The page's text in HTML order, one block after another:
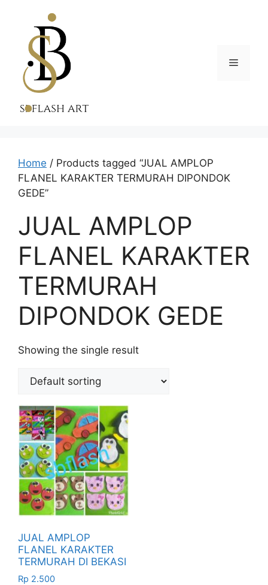
content
Menu
Home / Products tagged “JUAL AMPLOP
FLANEL KARAKTER TERMURAH DIPONDOK
GEDE”
JUAL AMPLOP
FLANEL KARAKTER
TERMURAH
DIPONDOK GEDE
Showing the single result
JUAL AMPLOP
FLANEL KARAKTER
TERMURAH DI BEKASI
Rp 2.500